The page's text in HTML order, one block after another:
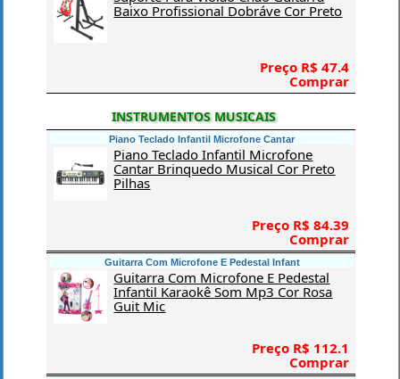
Baixo Profissional Dobráve Cor Preto
Preço R$ 47.4
Comprar
INSTRUMENTOS MUSICAIS
Piano Teclado Infantil Microfone Cantar
Piano Teclado Infantil Microfone
Cantar Brinquedo Musical Cor Preto
Pilhas
Preço R$ 84.39
Comprar
Guitarra Com Microfone E Pedestal Infant
Guitarra Com Microfone E Pedestal
Infantil Karaokê Som Mp3 Cor Rosa
Guit Mic
Preço R$ 112.1
Comprar